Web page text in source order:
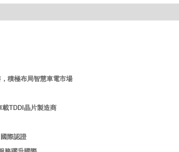
積極布局智慧車電市場
載TDDI晶片製造商
際認證